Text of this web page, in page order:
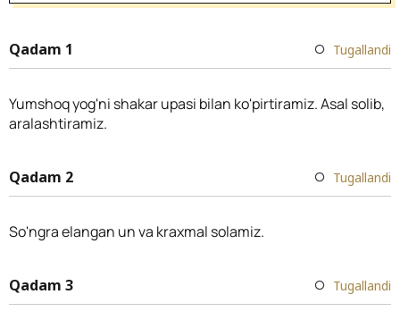
Qadam 1 Tugallandi
Yumshoq yog'ni shakar upasi bilan ko'pirtiramiz. Asal solib,
aralashtiramiz.
Qadam 2 Tugallandi
So'ngra elangan un va kraxmal solamiz.
Qadam 3 Tugallandi